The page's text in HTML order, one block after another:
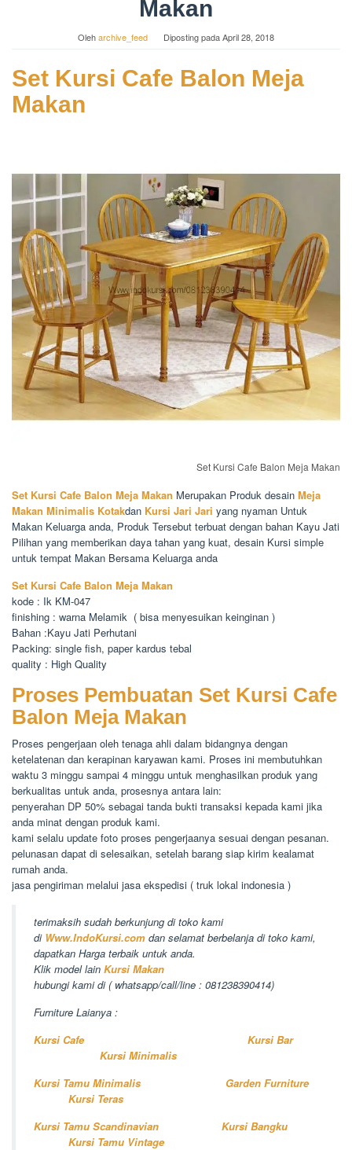
Makan
Oleharchive_feed Diposting padaApril 28, 2018
Set Kursi Cafe Balon Meja
Makan
Set Kursi Cafe Balon Meja Makan
Set Kursi Cafe Balon Meja Makan Merupakan Produk desain Meja
Makan Minimalis Kotakdan Kursi Jari Jari yang nyaman Untuk
Makan Keluarga anda, Produk Tersebut terbuat dengan bahan Kayu Jati
Pilihan yang memberikan daya tahan yang kuat, desain Kursi simple
untuk tempat Makan Bersama Keluarga anda
Set Kursi Cafe Balon Meja Makan
kode : Ik KM-047
finishing : warna Melamik ( bisa menyesuikan keinginan )
Bahan :Kayu Jati Perhutani
Packing: single fish, paper kardus tebal
quality : High Quality
Proses Pembuatan Set Kursi Cafe
Balon Meja Makan
Proses pengerjaan oleh tenaga ahli dalam bidangnya dengan
ketelatenan dan kerapinan karyawan kami. Proses ini membutuhkan
waktu 3 minggu sampai 4 minggu untuk menghasilkan produk yang
berkualitas untuk anda, prosesnya antara lain:
penyerahan DP 50% sebagai tanda bukti transaksi kepada kami jika
anda minat dengan produk kami.
kami selalu update foto proses pengerjaanya sesuai dengan pesanan.
pelunasan dapat di selesaikan, setelah barang siap kirim kealamat
rumah anda.
jasa pengiriman melalui jasa ekspedisi ( truk lokal indonesia )
terimaksih sudah berkunjung di toko kami
di Www.IndoKursi.com dan selamat berbelanja di toko kami,
dapatkan Harga terbaik untuk anda.
Klik model lain Kursi Makan
hubungi kami di ( whatsapp/call/line : 081238390414)
Furniture Laianya :
Kursi Cafe
Kursi Bar
Kursi Minimalis
Kursi Tamu Minimalis
Garden Furniture
Kursi Teras
Kursi Tamu Scandinavian
Kursi Bangku
Kursi Tamu Vintage